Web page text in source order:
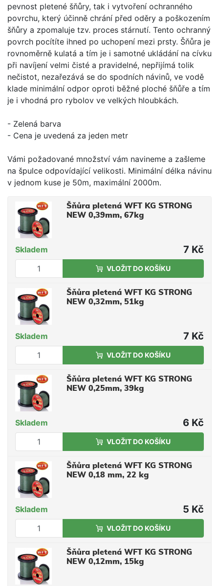
pevnost pletené šňůry, tak i vytvoření ochranného
povrchu, který účinně chrání před oděry a poškozením
šňůry a zpomaluje tzv. proces stárnutí. Tento ochranný
povrch pocítíte ihned po uchopení mezi prsty. Šňůra je
rovnoměrně kulatá a tím je i samotné ukládání na cívku
při navíjení velmi čisté a pravidelné, nepřijímá tolik
nečistot, nezařezává se do spodních návinů, ve vodě
klade minimální odpor oproti běžné ploché šňůře a tím
je i vhodná pro rybolov ve velkých hloubkách.
- Zelená barva
- Cena je uvedená za jeden metr
Vámi požadované množství vám navineme a zašleme
na špulce odpovídající velikosti. Minimální délka návinu
v jednom kuse je 50m, maximální 2000m.
Šňůra pletená WFT KG STRONG
NEW 0,39mm, 67kg
Skladem 7 Kč
VLOŽIT DO KOŠÍKU
Šňůra pletená WFT KG STRONG
NEW 0,32mm, 51kg
Skladem 7 Kč
VLOŽIT DO KOŠÍKU
Šňůra pletená WFT KG STRONG
NEW 0,25mm, 39kg
Skladem 6 Kč
VLOŽIT DO KOŠÍKU
Šňůra pletená WFT KG STRONG
NEW 0,18 mm, 22 kg
Skladem 5 Kč
VLOŽIT DO KOŠÍKU
Šňůra pletená WFT KG STRONG
NEW 0,12mm, 15kg